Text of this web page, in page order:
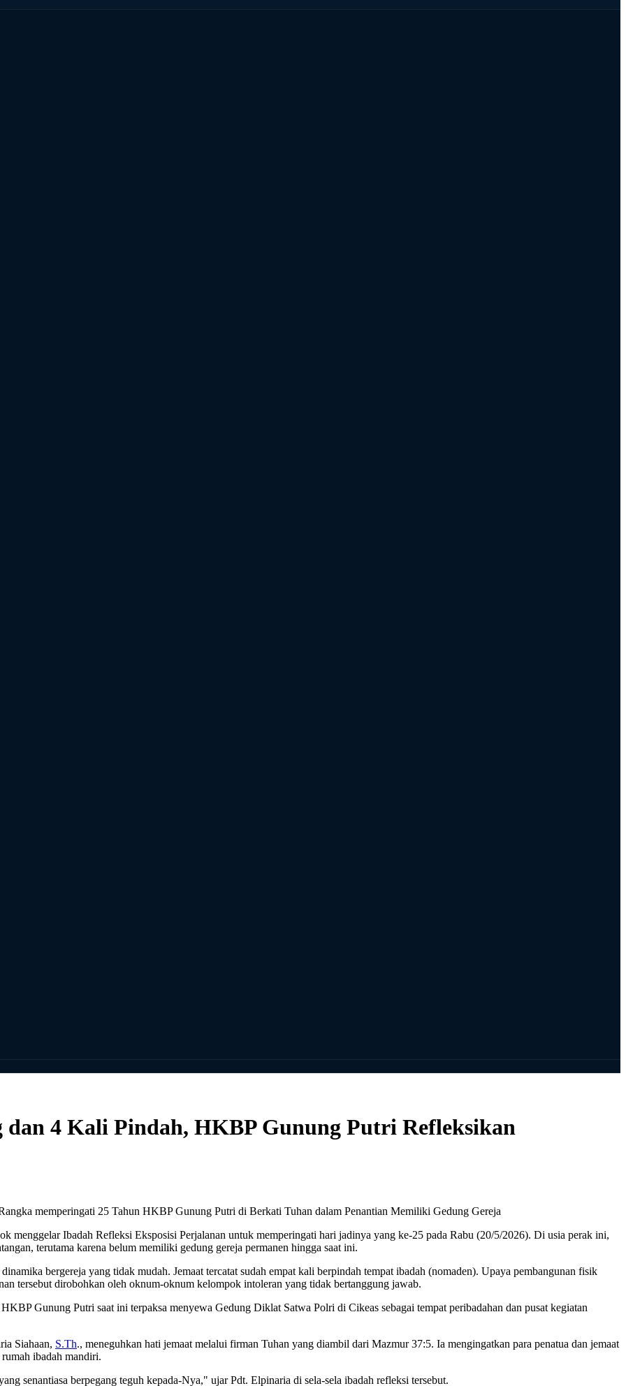
dan 4 Kali Pindah, HKBP Gunung Putri Refleksikan
memperingati 25 Tahun HKBP Gunung Putri di Berkati Tuhan dalam Penantian Memiliki Gedung Gereja
menggelar Ibadah Refleksi Eksposisi Perjalanan untuk memperingati hari jadinya yang ke-25 pada Rabu (20/5/2026). Di usia perak ini,
terutama karena belum memiliki gedung gereja permanen hingga saat ini.
bergereja yang tidak mudah. Jemaat tercatat sudah empat kali berpindah tempat ibadah (nomaden). Upaya pembangunan fisik
tersebut dirobohkan oleh oknum-oknum kelompok intoleran yang tidak bertanggung jawab.
Gunung Putri saat ini terpaksa menyewa Gedung Diklat Satwa Polri di Cikeas sebagai tempat peribadahan dan pusat kegiatan
Siahaan, S.Th., meneguhkan hati jemaat melalui firman Tuhan yang diambil dari Mazmur 37:5. Ia mengingatkan para penatua dan jemaat
ibadah mandiri.
senantiasa berpegang teguh kepada-Nya," ujar Pdt. Elpinaria di sela-sela ibadah refleksi tersebut.